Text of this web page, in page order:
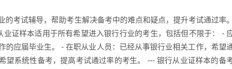
考试辅导，帮助考生解决备考中的难点和疑点，提升考试通过率。
证样本适用于所有希望进入银行行业的考生，包括但不限于： -
的应届毕业生。 - 在职从业人员：已经从事银行业相关工作，希望
望系统性备考，提高考试通过率的考生。 --- 银行从业证样本的备